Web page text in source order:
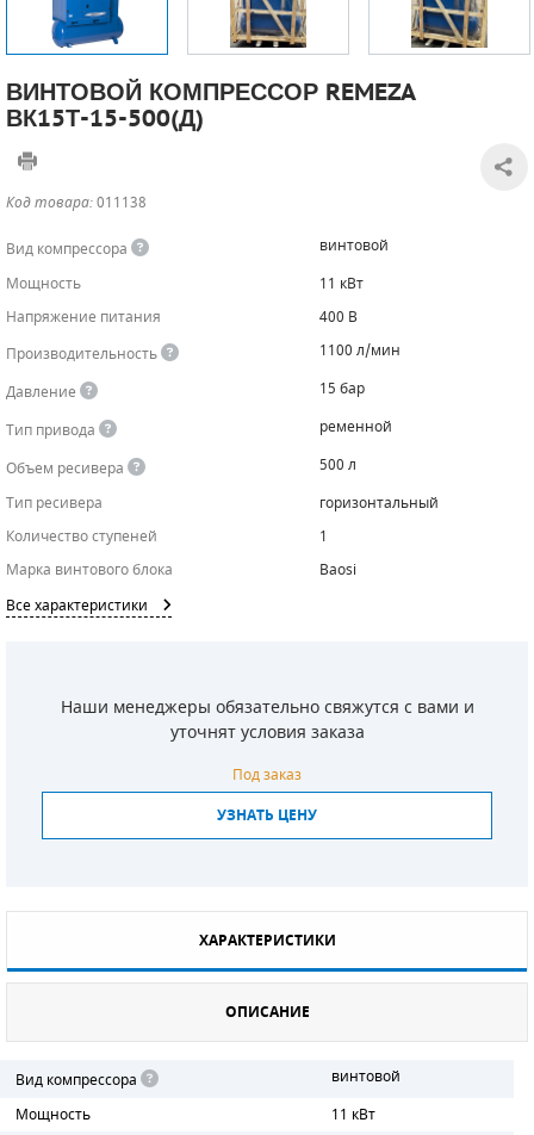
ВИНТОВОЙ КОМПРЕССОР REMEZA
ВК15Т-15-500(Д)
Код товара:011138
Вид компрессора
винтовой
Мощность
11 кВт
Напряжение питания
400 В
Производительность
1100 л/мин
Давление
15 бар
Тип привода
ременной
Объем ресивера
500 л
Тип ресивера
горизонтальный
Количество ступеней
1
Марка винтового блока
Baosi
Все характеристики
Наши менеджеры обязательно свяжутся с вами и
уточнят условия заказа
Под заказ
УЗНАТЬ ЦЕНУ
ХАРАКТЕРИСТИКИ
ОПИСАНИЕ
Вид компрессора
винтовой
Мощность
11 кВт
САДОВАЯ ТЕХНИКА
ЧИЛЛЕРЫ
КОНТЕЙНЕРЫ ДЛЯ ОБОРУДОВАНИЯ
КАНАЛИЗАЦИОННЫЕ НАСОСЫ
БЕНЗИНОВЫЕ МОТОПОМПЫ
ДИЗЕЛЬНЫЕ МОТОПОМПЫ
ТАЛИ И ТЕЛЬФЕРЫ
ОСВЕТИТЕЛЬНЫЕ МАЧТЫ
ЛЕНТОЧНОПИЛЬНЫЕ СТАНКИ
КОНТРОЛЛЕРЫ (БЛОКИ УПРАВЛЕНИЯ)
ПРЕДОХРАНИТЕЛЬНЫЕ КЛАПАНЫ
ВПУСКНЫЕ КЛАПАНЫ
ОБРАТНЫЕ КЛАПАНЫ
КЛАПАНЫ МИНИМАЛЬНОГО ДАВЛЕНИЯ
РЕЛЕ ДАВЛЕНИЯ ДЛЯ ДЛЯ КОМПРЕССОРОВ
ДАТЧИКИ
РУКАВА ВЫСОКОГО ДАВЛЕНИЯ (РВД)
ЗАПЧАСТИ ДЛЯ ВИНТОВЫХ КОМПРЕССОРОВ
СМЕННЫЕ ЭЛЕМЕНТЫ МАГИСТРАЛЬНЫХ
ЭЛЕКТРОДВИГАТЕЛИ
БЕНЗИНОВЫЕ ДВИГАТЕЛИ
ФИЛЬТРЫ ТОПЛИВНЫЕ
ПОРШНЕВЫЕ БЛОКИ